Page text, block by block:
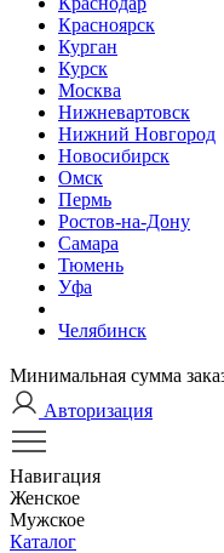
Красноярск
Курган
Курск
Москва
Нижневартовск
Нижний Новгород
Новосибирск
Омск
Пермь
Ростов-на-Дону
Самара
Тюмень
Уфа
Челябинск
Минимальная сумма
Авторизация
Навигация
Женское
Мужское
Каталог